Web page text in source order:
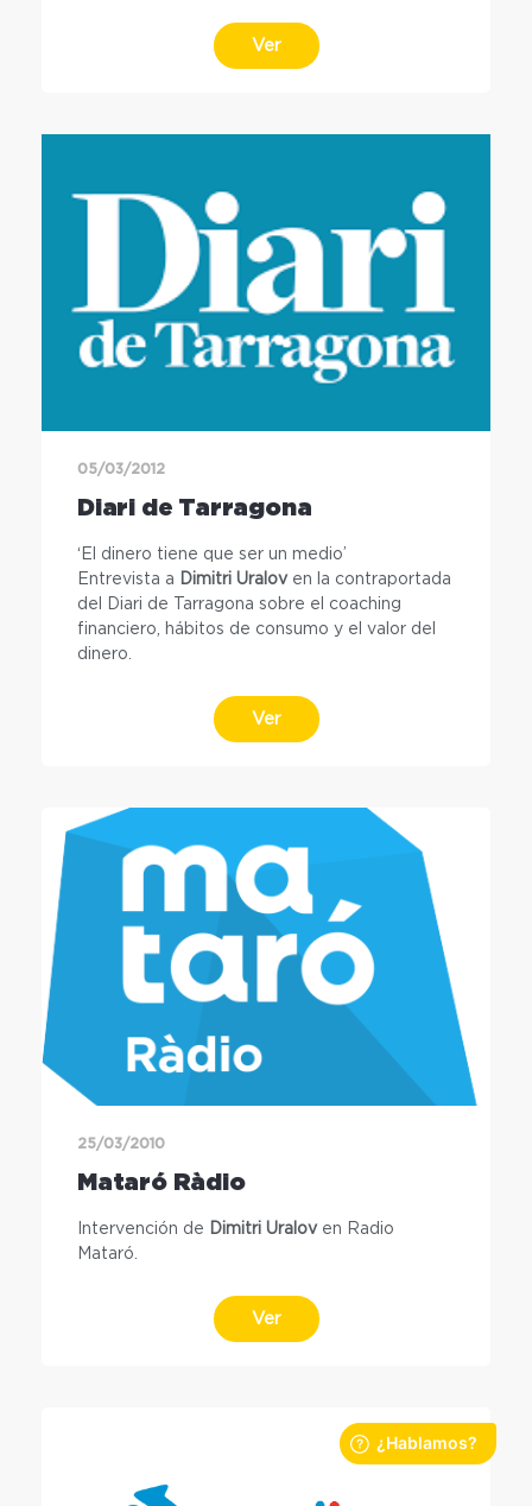
Ver
05/03/2012
Diari de Tarragona
‘El dinero tiene que ser un medio’
Entrevista a
Dimitri Uraloven la contraportada
del Diari de Tarragona sobre el coaching
financiero, hábitos de consumo y el valor del
dinero.
Ver
25/03/2010
Mataró Ràdio
Intervención de Dimitri Uraloven Radio
Mataró.
Ver